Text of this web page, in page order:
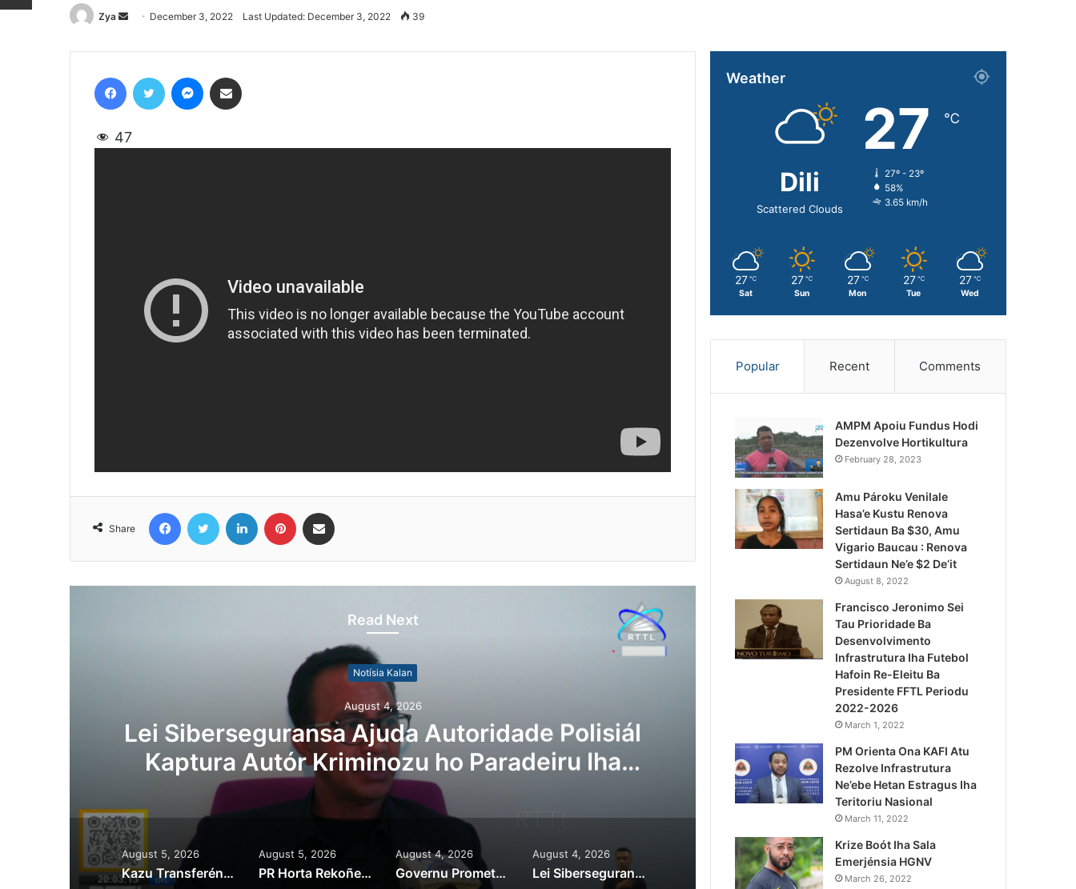
Zya
Send
email
December 3, 2022 Last Updated: December 3, 2022 39
47
Share
Read Next
Notísia Kalan
August 4, 2026
Lei Siberseguransa Ajuda Autoridade Polisiál
Kaptura Autór Kriminozu ho Paradeiru Iha
Estranjeiru
Kazu Transferénsia
Singapura, Advogadu
August 5, 2026
Kazu Transferénsia Osan Millaun 42 Husi Singapura, Advogadu Sei Halo Rekursu
August 5, 2026
PR Horta Rekoñese Timoroan Sira Iha Diáspora Nia Kontribuisaun
August 4, 2026
Governu Promete Tau Prioridade ba Setór Minerais no Setór Produtivu
August 4, 2026
Lei Siberseguransa Ajuda Autoridade Polisiál Kaptura Autór Kriminozu ho Paradeiru Iha Estranjeiru
Weather
Dili
Scattered Clouds
27 ℃
27º - 23º
58%
3.65 km/h
27 ℃
Sat
27 ℃
Sun
27 ℃
Mon
27 ℃
Tue
27 ℃
Wed
Popular Recent Comments
AMPM Apoiu Fundus Hodi
Dezenvolve Hortikultura
February 28, 2023
Amu Pároku Venilale
Hasa’e Kustu Renova
Sertidaun Ba $30, Amu
Vigario Baucau : Renova
Sertidaun Ne’e $2 De’it
August 8, 2022
Francisco Jeronimo Sei
Tau Prioridade Ba
Desenvolvimento
Infrastrutura Iha Futebol
Hafoin Re-Eleitu Ba
Presidente FFTL Periodu
2022-2026
March 1, 2022
PM Orienta Ona KAFI Atu
Rezolve Infrastrutura
Ne’ebe Hetan Estragus Iha
Teritoriu Nasional
March 11, 2022
Krize Boót Iha Sala
Emerjénsia HGNV
March 26, 2022